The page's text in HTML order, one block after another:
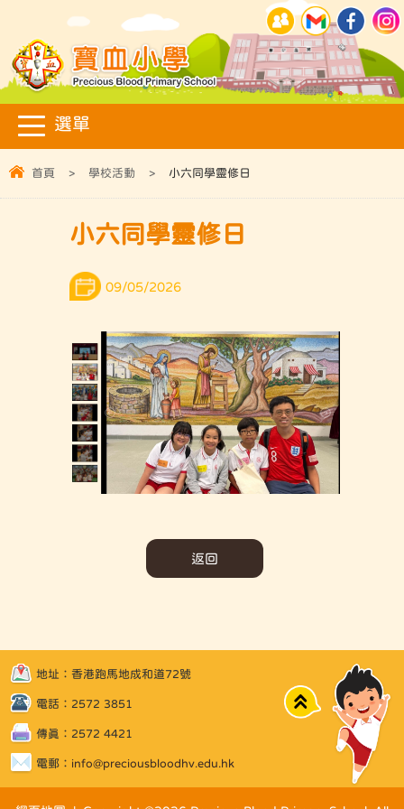
首頁 > 學校活動 > 小六同學靈修日
小六同學靈修日
09/05/2026
返回
地址：香港跑馬地成和道72號
電話：2572 3851
傳真：2572 4421
電郵： info@preciousbloodhv.edu.hk
Top